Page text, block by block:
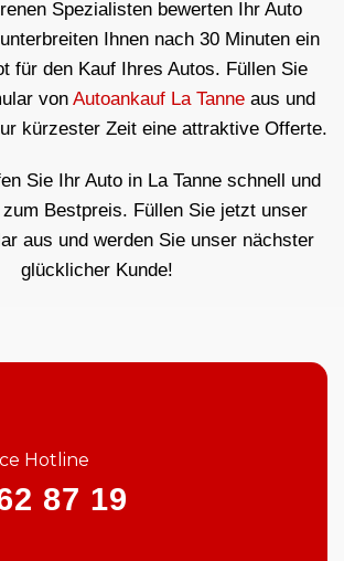
Spezialisten bewerten Ihr Auto
Ihnen nach 30 Minuten ein
für den Kauf Ihres Autos. Füllen Sie
von Autoankauf La Tanne aus und
kürzester Zeit eine attraktive Offerte.
Sie Ihr Auto in La Tanne schnell und
Bestpreis. Füllen Sie jetzt unser
aus und werden Sie unser nächster
glücklicher Kunde!
Hotline
87 19